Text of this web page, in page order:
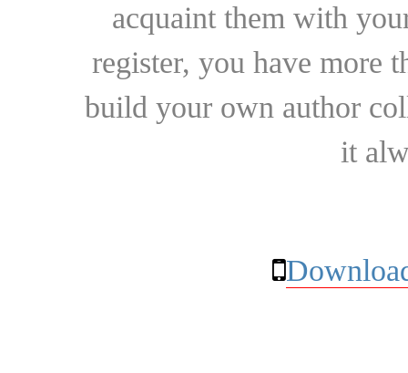
acquaint them with
register, you have more
build your own author
it